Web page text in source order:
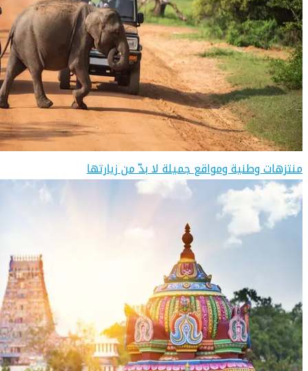
منتزهات وطنية ومواقع جميلة لا بدّ من زيارتها